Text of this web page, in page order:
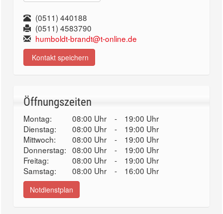
(0511) 440188
(0511) 4583790
humboldt-brandt@t-online.de
Kontakt speichern
Öffnungszeiten
Montag: 08:00 Uhr -
19:00 Uhr
Dienstag:
08:00 Uhr -
19:00 Uhr
Mittwoch:
08:00 Uhr -
19:00 Uhr
Donnerstag: 08:00 Uhr -
19:00 Uhr
Freitag:
08:00 Uhr -
19:00 Uhr
Samstag:
08:00 Uhr - 16:00 Uhr
Notdienstplan